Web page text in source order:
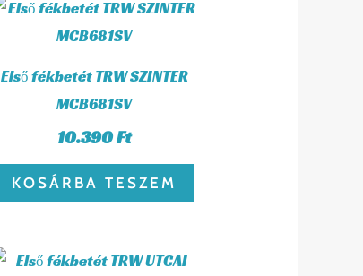
Első fékbetét TRW SZINTER
MCB681SV
10.390Ft
KOSÁRBA TESZEM